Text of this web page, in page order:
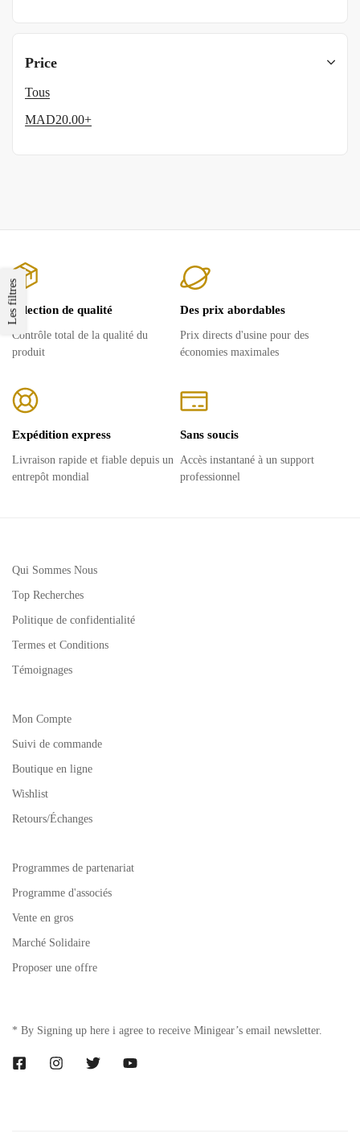
Price
Tous
MAD20.00+
Les filtresSélection de qualité
Contrôle total de la qualité du
produit
Des prix abordables
Prix ​​directs d'usine pour des
économies maximales
Expédition express
Livraison rapide et fiable depuis un
entrepôt mondial
Sans soucis
Accès instantané à un support
professionnel
Qui Sommes Nous
Top Recherches
Politique de confidentialité
Termes et Conditions
Témoignages
Mon Compte
Suivi de commande
Boutique en ligne
Wishlist
Retours/Échanges
Programmes de partenariat
Programme d'associés
Vente en gros
Marché Solidaire
Proposer une offre
* By Signing up here i agree to receive Minigear’s email newsletter.